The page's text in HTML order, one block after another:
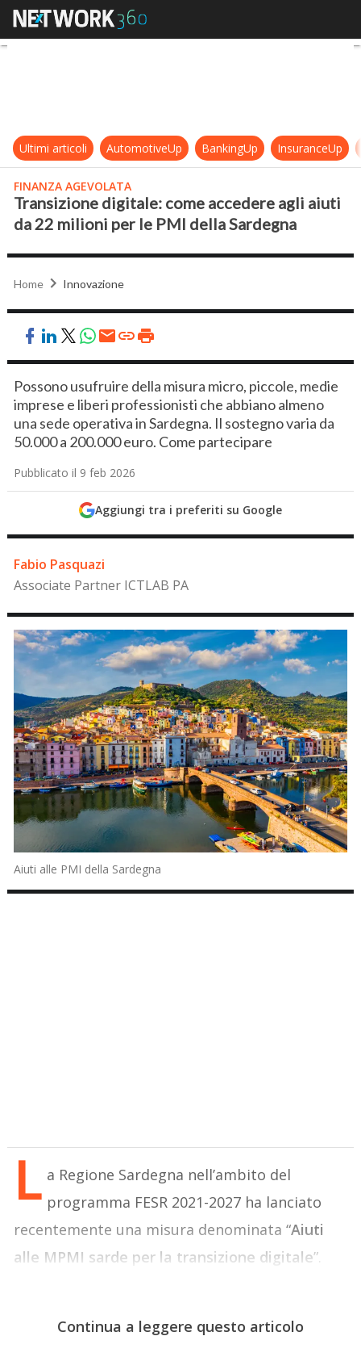
Transizione digitale: come
Ultimi articoli AutomotiveUp BankingUp InsuranceUp
FINANZA AGEVOLATA
Transizione digitale: come accedere agli aiuti
da 22 milioni per le PMI della Sardegna
Home Innovazione
Possono usufruire della misura micro, piccole, medie
imprese e liberi professionisti che abbiano almeno
una sede operativa in Sardegna. Il sostegno varia da
50.000 a 200.000 euro. Come partecipare
Pubblicato il 9 feb 2026
Aggiungi tra i preferiti su Google
Fabio Pasquazi
Associate Partner ICTLAB PA
Aiuti alle PMI della Sardegna
L a Regione Sardegna nell’ambito del
programma FESR 2021-2027 ha lanciato
recentemente una misura denominata “Aiuti
alle MPMI sarde per la transizione digitale”.
Continua a leggere questo articolo